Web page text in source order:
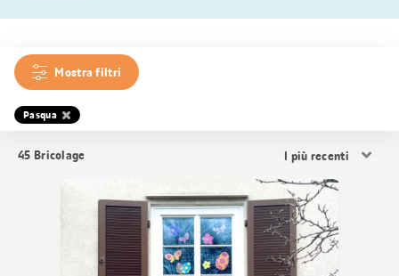
Mostra filtri
Pasqua
45 Bricolage
i
risultati